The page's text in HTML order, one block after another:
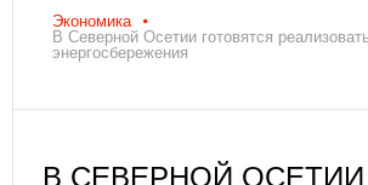
Экономика
В Северной Осетии готовятся
энергосбережения
В СЕВЕРНОЙ ОСЕТИИ